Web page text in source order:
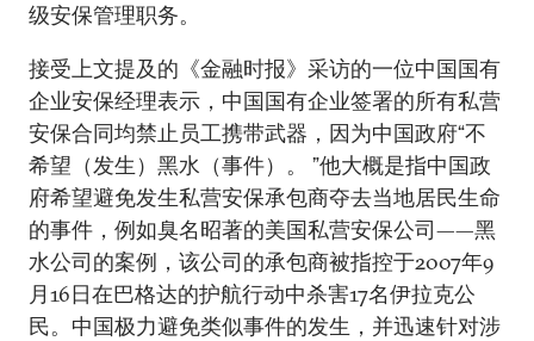
级安保管理职务。
接受上文提及的《金融时报》采访的一位中国国有
企业安保经理表示，中国国有企业签署的所有私营
安保合同均禁止员工携带武器，因为中国政府“不
希望（发生）黑水（事件）。 ”他大概是指中国政
府希望避免发生私营安保承包商夺去当地居民生命
的事件，例如臭名昭​​著的美国私营安保公司——黑
水公司的案例，该公司的承包商被指控于2007年9
月16日在巴格达的护航行动中杀害17名伊拉克公
民。中国极力避免类似事件的发生，并迅速针对涉